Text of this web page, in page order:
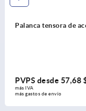
exterior
DETALLES